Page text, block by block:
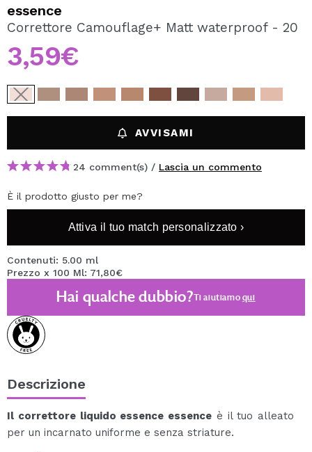
Creando un account su Maquibeauty.it potrai fare i tuoi
acquisti velocemente, controllare lo stato dei tuoi ordini e
consultare le tue operazioni precedenti.
essence
Correttore Camouflage+ Matt waterproof - 20
3,59€
AVVISAMI
24 comment(s) / Lascia un commento
È il prodotto giusto per me?
Attiva il tuo match personalizzato ›
Contenuti: 5.00 ml
Prezzo x 100 Ml: 71,80€
Hai qualche dubbio?Ti aiutiamoqui
Descrizione
Il correttore liquido essence essence è il tuo alleato
per un incarnato uniforme e senza striature.